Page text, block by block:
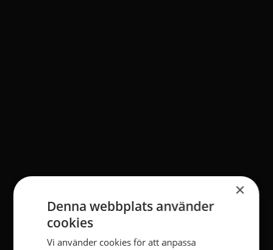
×
Denna webbplats använder
cookies
Vi använder cookies för att anpassa